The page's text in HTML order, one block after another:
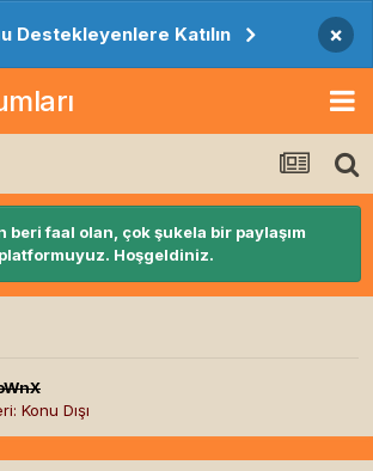
Destekleyenlere Katılın ×
faal olan, çok şukela bir paylaşım
platformuyuz. Hoşgeldiniz.
Konu Dışı